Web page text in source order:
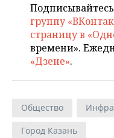
группу
страницу в
времени».
«Дзене».
Общество
Город Казань